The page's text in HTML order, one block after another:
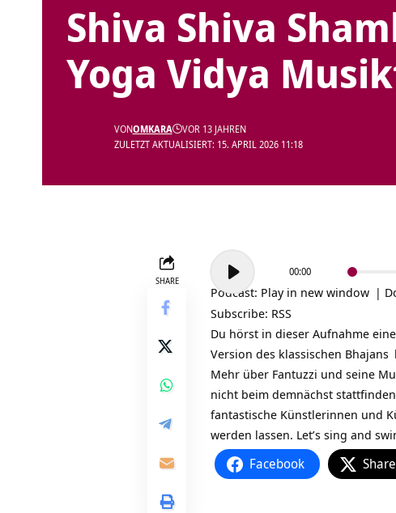
Shiva Shiva
Yoga Vidya
ZULETZT AKTUALISIERT: 15. APRIL 2026 11:18
VONOMKARA VOR 13 JAHREN
SHARE
Audio-
Player
00:00
Podcast: Play in new window |
Subscribe: RSS
Du hörst in dieser Aufnahme
Version des klassischen Bhajans
Mehr über Fantuzzi und seine
nicht beim demnächst
fantastische Künstlerinnen und
werden lassen. Let’s sing and
Facebook